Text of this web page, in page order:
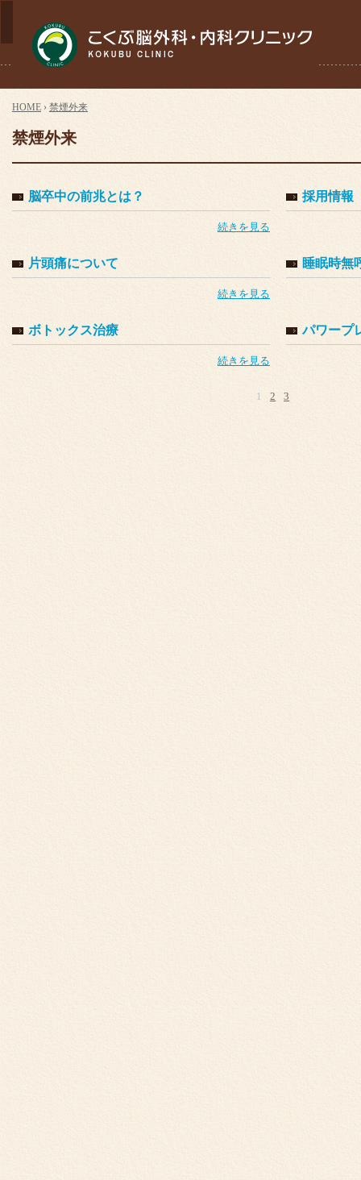
HOME › 禁煙外来
禁煙外来
脳卒中の前兆とは？
続きを見る
採用情報
片頭痛について
続きを見る
睡眠時無
ボトックス治療
続きを見る
パワープ
1 2 3